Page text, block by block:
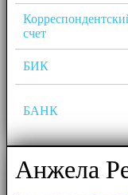
счет
БИК
БАНК
Анжела